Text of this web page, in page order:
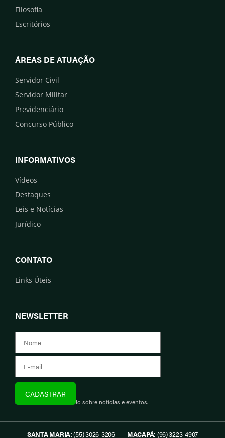
Filosofia
Escritórios
ÁREAS DE ATUAÇÃO
Servidor Civil
Servidor Militar
Previdenciário
Concurso Público
INFORMATIVOS
Vídeos
Destaques
Leis e Notícias
Jurídico
CONTATO
Links Úteis
NEWSLETTER
Assine e fique informado sobre notícias e eventos.
SANTA MARIA:(55) 3026-3206 MACAPÁ: (96) 3223-4907